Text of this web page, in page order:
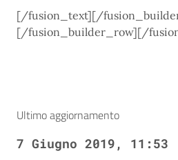
[/fusion_text][/
[/fusion_builder_row][/
Ultimo aggiornamento
7 Giugno 2019, 11:53